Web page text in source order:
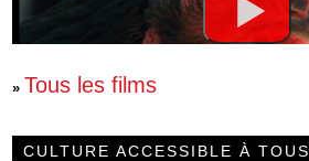
» Tous les films
CULTURE ACCESSIBLE À TOUS